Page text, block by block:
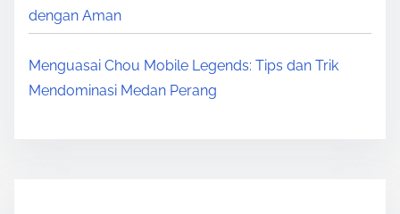
dengan Aman
Menguasai Chou Mobile Legends: Tips dan Trik
Mendominasi Medan Perang